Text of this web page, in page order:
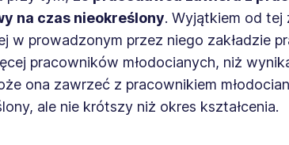
na czas nieokreślony. Wyjątkiem od tej
w prowadzonym przez niego zakładzie
pracowników młodocianych, niż
ona zawrzeć z pracownikiem
ale nie krótszy niż okres kształcenia.